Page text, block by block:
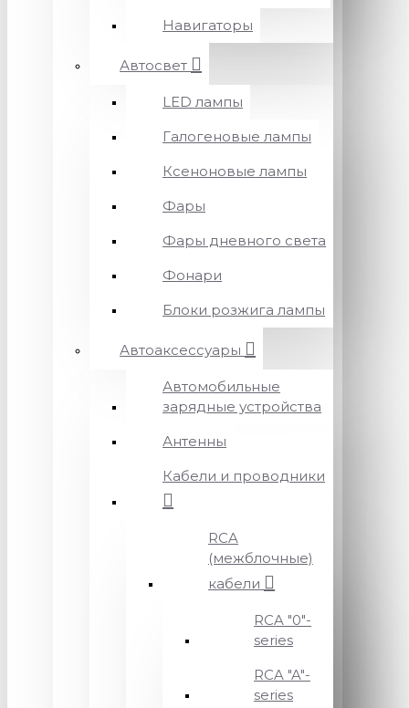
Навигаторы
Автосвет
LED лампы
Галогеновые лампы
Ксеноновые лампы
Фары
Фары дневного света
Фонари
Блоки розжига лампы
Автоаксессуары
Автомобильные
зарядные устройства
Антенны
Кабели и проводники
RCA
(межблочные)
кабели
RCA "0"-
series
RCA "A"-
series